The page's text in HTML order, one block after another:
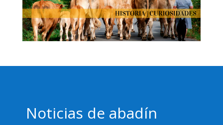
Noticias de abadín